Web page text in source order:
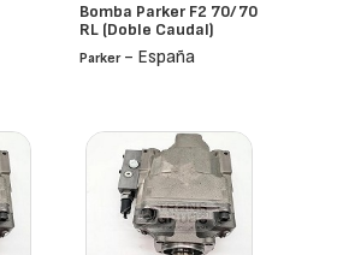
Bomba Parker F2 70/70
RL (Doble Caudal)
Parker- España